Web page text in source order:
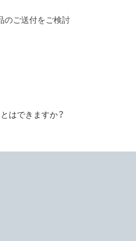
のご送付をご検討
はできますか？